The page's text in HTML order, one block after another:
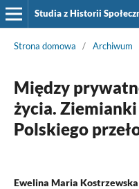
Studia z Historii
Strona domowa / Archiwum
Między
życia.
Polskiego
Ewelina Maria Kostrzewska